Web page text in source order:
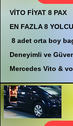
VİTO FİYAT 8 PAX
EN FAZLA 8 YOLCU
8 adet orta boy
Deneyimli ve
Mercedes Vito &